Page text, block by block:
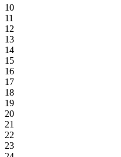
10
11
12
13
14
15
16
17
18
19
20
21
22
23